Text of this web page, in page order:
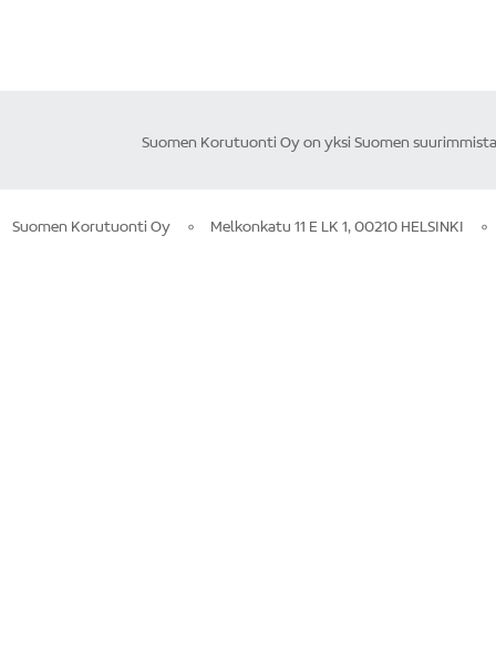
Suomen Korutuonti Oy on yksi Suomen
Suomen Korutuonti Oy Melkonkatu 11 E LK 1, 00210 HELSINKI